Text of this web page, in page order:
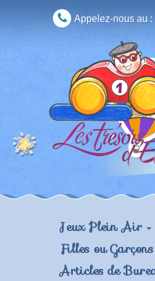
Appelez-nous au :
Jeux Plein Air
Filles ou Garçons
Articles de